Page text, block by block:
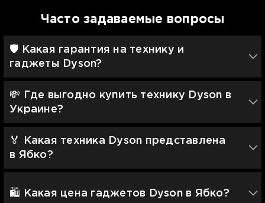
Часто задаваемые вопросы
🛡 Какая гарантия на технику и
гаджеты Dyson?
💸 Где выгодно купить технику Dyson в
Украине?
🏅 Какая техника Dyson представлена
в Ябко?
🛍️ Какая цена гаджетов Dyson в Ябко?